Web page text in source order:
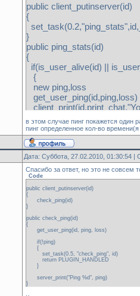
public client_putinserver(id)
{
}
public ping_stats(id)
{
if(is_user_alive(id) ||
{
new ping,loss
get_user_ping(id,ping,loss)
}
return PLUGIN_HANDLED
}
в этом случае пинг покажется один
пинг определенное кол-во
Дата: Суббота, 27.02.2010, 01:30:54
Спасибо за ответ, но это не совсем
Code
public client_putinserver(id)
{
check_ping(id)
}
public check_ping(id)
{
get_user_ping(id, ping, loss)
if(!ping)
{
set_task(0.5, "check_ping", id)
return PLUGIN_HANDLED
}
server_print("Ping %d", ping)
}